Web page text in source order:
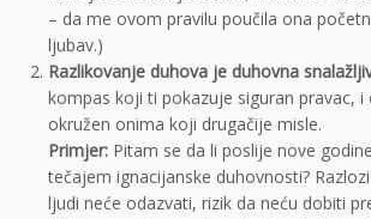
– da me ovom pravilu poučila ona
ljubav.)
Razlikovanje duhova je duhovna
kompas koji ti pokazuje siguran pravac, i
okružen onima koji drugačije misle.
Primjer: Pitam se da li poslije nove
tečajem ignacijanske duhovnosti?
ljudi neće odazvati, rizik da neću dobiti